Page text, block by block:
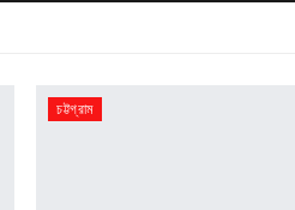
চট্টগ্রাম